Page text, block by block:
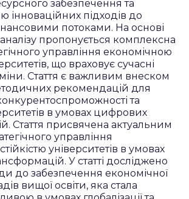
забезпечення та
інноваційних підходів до
потоками. На основі
пропонується комплексна
управління економічною
що враховує сучасні
Стаття є важливим внеском
рекомендацій для
та
в умовах цифрових
Стаття присвячена актуальним
управління
університетів в умовах
У статті досліджено
до забезпечення економічної
вищої освіти, яка стала